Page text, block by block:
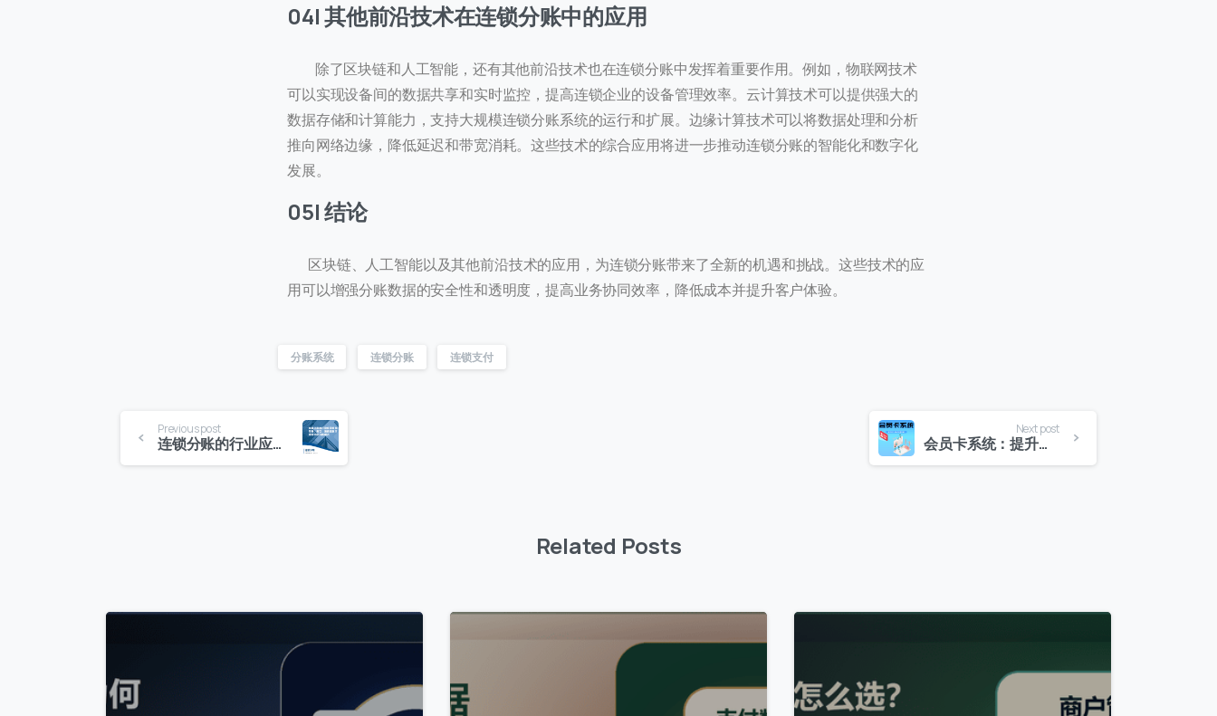
04| 其他前沿技术在连锁分账中的应用
除了区块链和人工智能，还有其他前沿技术也在连锁分账中发挥着重要作用。例如，物联网技术
可以实现设备间的数据共享和实时监控，提高连锁企业的设备管理效率。云计算技术可以提供强大的
数据存储和计算能力，支持大规模连锁分账系统的运行和扩展。边缘计算技术可以将数据处理和分析
推向网络边缘，降低延迟和带宽消耗。这些技术的综合应用将进一步推动连锁分账的智能化和数字化
发展。
05| 结论
区块链、人工智能以及其他前沿技术的应用，为连锁分账带来了全新的机遇和挑战。这些技术的应
用可以增强分账数据的安全性和透明度，提高业务协同效率，降低成本并提升客户体验。
分账系统 连锁分账 连锁支付
Previous post
连锁分账的行业应用案例：探索零售、餐饮、酒店和医疗领域中的分账模式
Next post
会员卡系统：提升客户价值的关键利器
Related Posts
0 0
首次进入页面
我们通常的回复时间：30 分钟内